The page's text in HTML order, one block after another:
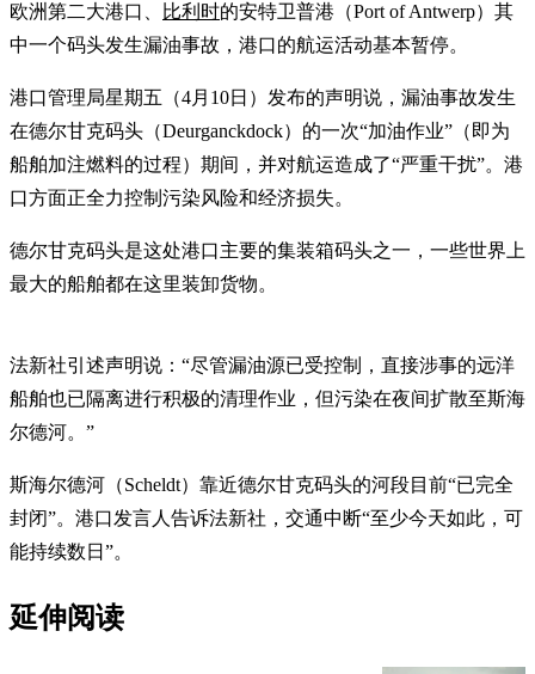
欧洲第二大港口、 比利时的安特卫普港（Port of Antwerp）其
中一个码头发生漏油事故，港口的航运活动基本暂停。
港口管理局星期五（4月10日）发布的声明说，漏油事故发生
在德尔甘克码头（Deurganckdock）的一次“加油作业”（即为
船舶加注燃料的过程）期间，并对航运造成了“严重干扰”。港
口方面正全力控制污染风险和经济损失。
德尔甘克码头是这处港口主要的集装箱码头之一，一些世界上
最大的船舶都在这里装卸货物。
法新社引述声明说：“尽管漏油源已受控制，直接涉事的远洋
船舶也已隔离进行积极的清理作业，但污染在夜间扩散至斯海
尔德河。”
斯海尔德河（Scheldt）靠近德尔甘克码头的河段目前“已完全
封闭”。港口发言人告诉法新社，交通中断“至少今天如此，可
能持续数日”。
延伸阅读